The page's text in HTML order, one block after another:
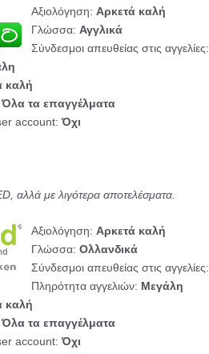
Αξιολόγηση:Αρκετά καλή
Γλώσσα:Αγγλικά
Σύνδεσμοι απευθείας στις αγγελίες:
καλή
Όλα τα επαγγέλματα
account:Όχι
αλλά με λιγότερα αποτελέσματα.
Αξιολόγηση:Αρκετά καλή
Γλώσσα:Ολλανδικά
Σύνδεσμοι απευθείας στις αγγελίες:
Πληρότητα αγγελιών: Μεγάλη
καλή
Όλα τα επαγγέλματα
account:Όχι